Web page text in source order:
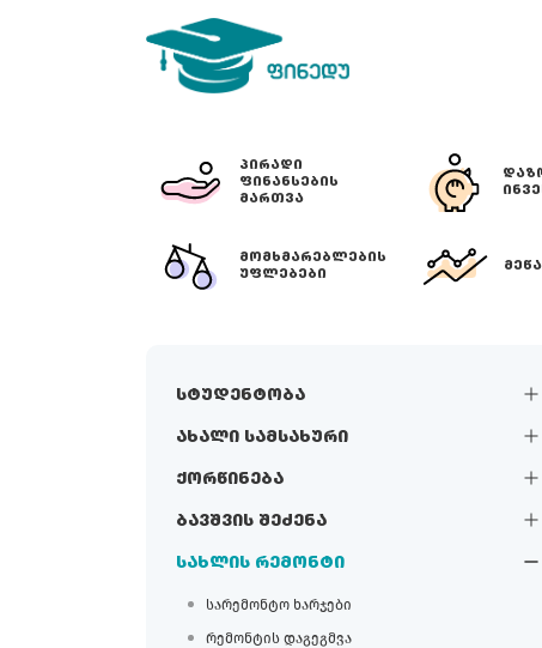
ᲞᲘᲠᲐᲓᲘ
ᲤᲘᲜᲐᲜᲡᲔᲑᲘᲡ
ᲛᲐᲠᲗᲕᲐ
ᲛᲝᲛᲮᲛᲐᲠᲔᲑᲚᲔᲑᲘᲡ
ᲣᲤᲚᲔᲑᲔᲑᲘ
სტუდენტობა
ახალი სამსახური
ქორწინება
ბავშვის შეძენა
სახლის რემონტი
სარემონტო ხარჯები
რემონტის დაგეგმვა